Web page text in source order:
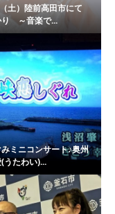
土）陸前高田市にて
り ～音楽で...
ミニコンサート♪奥州
うたわい)...